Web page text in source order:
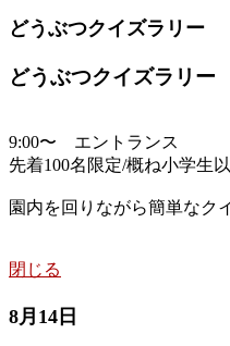
どうぶつクイズラリー
どうぶつクイズラリー
9:00〜 エントランス
先着100名限定/概ね小学生
園内を回りながら簡単なク
閉じる
8月14日